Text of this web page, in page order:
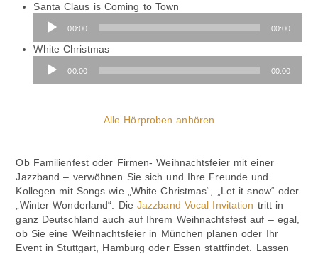
Santa Claus is Coming to Town
Audio-
Player
00:00 00:00
White ChristmasAudio-
00:00 00:00
Alle Hörproben anhören
Ob Familienfest oder Firmen- Weihnachtsfeier mit einer
Jazzband – verwöhnen Sie sich und Ihre Freunde und
Kollegen mit Songs wie „White Christmas“, „Let it snow“ oder
„Winter Wonderland“. Die Jazzband Vocal Invitation tritt in
ganz Deutschland auch auf Ihrem Weihnachtsfest auf – egal,
ob Sie eine Weihnachtsfeier in München planen oder Ihr
Event in Stuttgart, Hamburg oder Essen stattfindet. Lassen